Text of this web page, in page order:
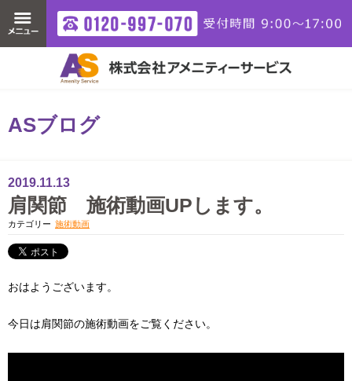
ASブログ
2019.11.13
肩関節 施術動画UPします。
カテゴリー 施術動画
おはようございます。
今日は肩関節の施術動画をご覧ください。